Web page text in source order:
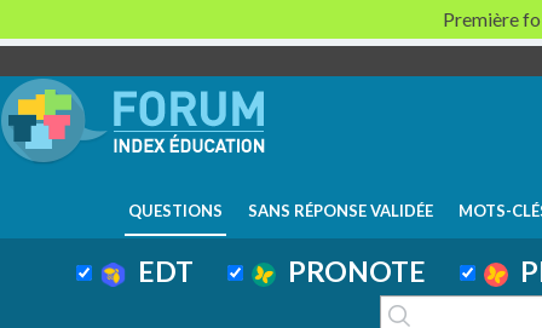
QUESTIONS SANS RÉPONSE VALIDÉE MOTS-
EDT PRONOTE
Première